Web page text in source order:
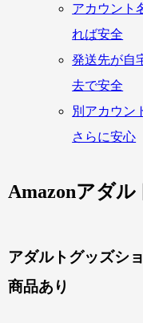
アカウント
れば安全
発送先が自
去で安全
別アカウン
さらに安心
Amazonアダル
アダルトグッズシ
商品あり